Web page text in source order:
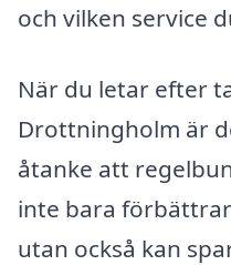
och vilken service
När du letar efter
Drottningholm är
åtanke att
inte bara
utan också kan